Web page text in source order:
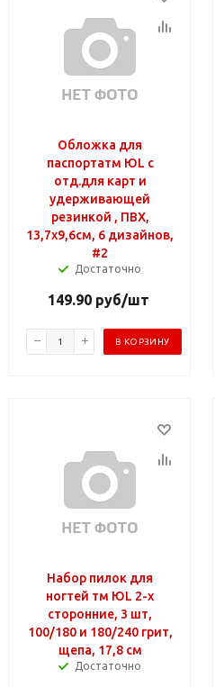
Обложка для
паспортатм ЮL с
отд.для карт и
удерживающей
резинкой , ПВХ,
13,7х9,6см, 6 дизайнов,
#2
Достаточно
149.90руб/шт
В КОРЗИНУ
Набор пилок для
ногтей тм ЮL 2-х
сторонние, 3 шт,
100/180 и 180/240 грит,
щепа, 17,8 см
Достаточно